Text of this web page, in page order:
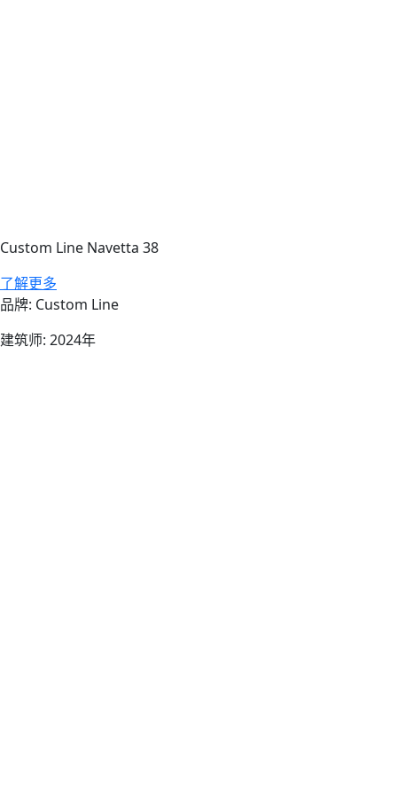
Custom Line Navetta 38
了解更多
品牌: Custom Line
建筑师: 2024年